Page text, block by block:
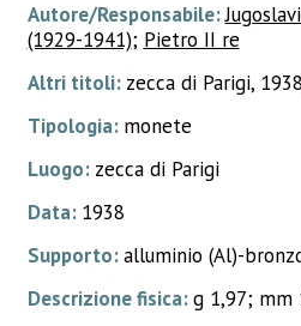
Autore/Responsabile:
(1929-1941); Pietro II re
Altri titoli: zecca di Parigi,
Tipologia: monete
Luogo: zecca di Parigi
Data: 1938
Supporto:alluminio (Al)-
Descrizione fisica:g 1,97; mm